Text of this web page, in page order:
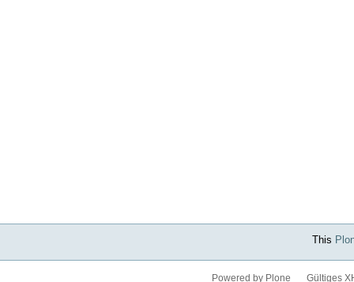
This
Powered by Plone Gültiges